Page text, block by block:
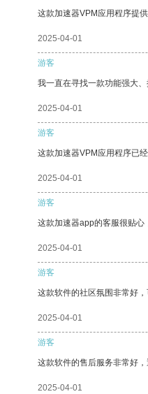
这款加速器VPM应用程序提
2025-04-01
游客
我一直在寻找一款功能强大
2025-04-01
游客
这款加速器VPM应用程序已
2025-04-01
游客
这款加速器app的客服很贴心
2025-04-01
游客
这款软件的社区氛围非常好
2025-04-01
游客
这款软件的售后服务非常好
2025-04-01